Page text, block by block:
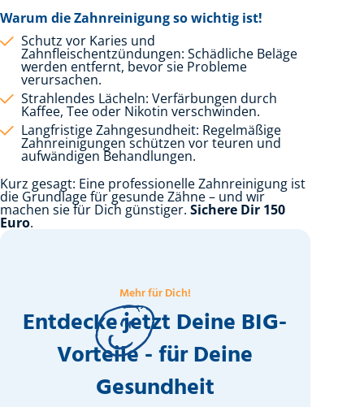
Warum die Zahnreinigung so wichtig ist!
Schutz vor Karies und
Zahnfleischentzündungen: Schädliche Beläge
werden entfernt, bevor sie Probleme
verursachen.
Strahlendes Lächeln: Verfärbungen durch
Kaffee, Tee oder Nikotin verschwinden.
Langfristige Zahngesundheit: Regelmäßige
Zahnreinigungen schützen vor teuren und
aufwändigen Behandlungen.
Kurz gesagt: Eine professionelle Zahnreinigung ist
die Grundlage für gesunde Zähne – und wir
machen sie für Dich günstiger. Sichere Dir 150
Euro.
Mehr für Dich!
Entdecke jetzt Deine BIG-
Vorteile - für Deine
Gesundheit